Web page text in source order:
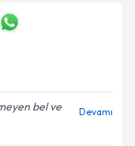
bel ve
Devamı